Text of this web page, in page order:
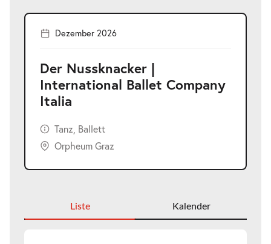
Dezember 2026
Der Nussknacker |
International Ballet Company
Italia
Tanz, Ballett
Orpheum Graz
Liste Kalender